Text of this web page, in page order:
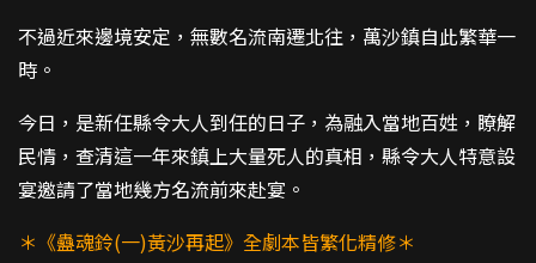
不過近來邊境安定，無數名流南遷北往，萬沙鎮自此繁華一
時。
今日，是新任縣令大人到任的日子，為融入當地百姓，瞭解
民情，查清這一年來鎮上大量死人的真相，縣令大人特意設
宴邀請了當地幾方名流前來赴宴。
＊《蠱魂鈴(一)黃沙再起》全劇本皆繁化精修＊